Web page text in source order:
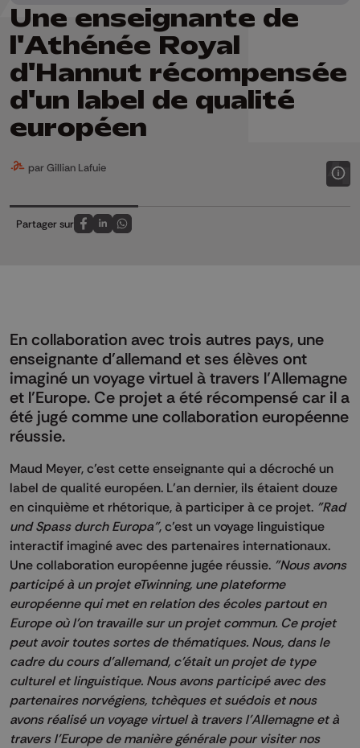
Une enseignante de
l'Athénée Royal
d'Hannut récompensée
d'un label de qualité
européen
par Gillian Lafuie
Partager sur
Partagez sur FaceBook
Partagez sur LinkedIn
Partagez sur Whatsapp
En collaboration avec trois autres pays, une
enseignante d'allemand et ses élèves ont
imaginé un voyage virtuel à travers l’Allemagne
et l’Europe. Ce projet a été récompensé car il a
été jugé comme une collaboration européenne
réussie.
Maud Meyer, c’est cette enseignante qui a décroché un
label de qualité européen. L’an dernier, ils étaient douze
en cinquième et rhétorique, à participer à ce projet. "Rad
und Spass durch Europa", c’est un voyage linguistique
interactif imaginé avec des partenaires internationaux.
Une collaboration européenne jugée réussie. "Nous avons
participé à un projet eTwinning, une plateforme
européenne qui met en relation des écoles partout en
Europe où l'on travaille sur un projet commun. Ce projet
peut avoir toutes sortes de thématiques. Nous, dans le
cadre du cours d'allemand, c'était un projet de type
culturel et linguistique. Nous avons participé avec des
partenaires norvégiens, tchèques et suédois et nous
avons réalisé un voyage virtuel à travers l'Allemagne et à
travers l'Europe de manière générale pour visiter nos